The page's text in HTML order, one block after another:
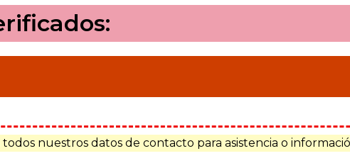
nuestros datos de contacto para asistencia o